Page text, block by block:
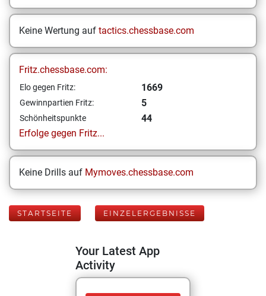
Keine Wertung auf tactics.chessbase.com
Fritz.chessbase.com:
Elo gegen Fritz: 1669
Gewinnpartien Fritz: 5
Schönheitspunkte
44
Erfolge gegen Fritz...
Keine Drills auf Mymoves.chessbase.com
STARTSEITE EINZELERGEBNISSE
Your Latest App
Activity